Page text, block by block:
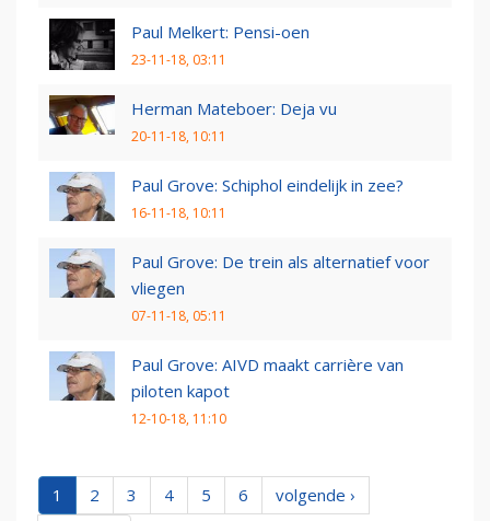
Paul Melkert: Pensi-oen
23-11-18, 03:11
Herman Mateboer: Deja vu
20-11-18, 10:11
Paul Grove: Schiphol eindelijk in zee?
16-11-18, 10:11
Paul Grove: De trein als alternatief voor
vliegen
07-11-18, 05:11
Paul Grove: AIVD maakt carrière van
piloten kapot
12-10-18, 11:10
1 2 3 4 5 6
volgende ›